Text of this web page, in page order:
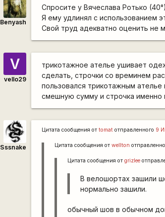
Benyash
Спросите у Вячеслава Ротько
Я ему удлинял с использованием
Свой труд адекватно оценить не
V
vello29
трикотажное ателье ушивает
сделать, строчки со времинем
пользовался трикотажным
смешную сумму и строчка именно
Sssnake
Цитата сообщения отtomat отправленного 9
Цитата сообщения отwellton
Цитата сообщения отgrizlee
В велошортах зашили
нормально зашили.
обычный шов в обычном